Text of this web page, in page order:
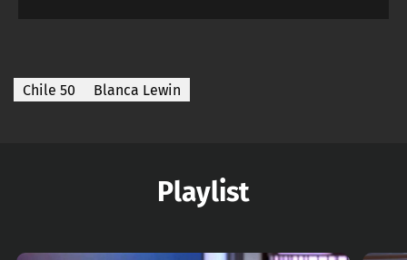
Chile 50 Blanca Lewin
Playlist